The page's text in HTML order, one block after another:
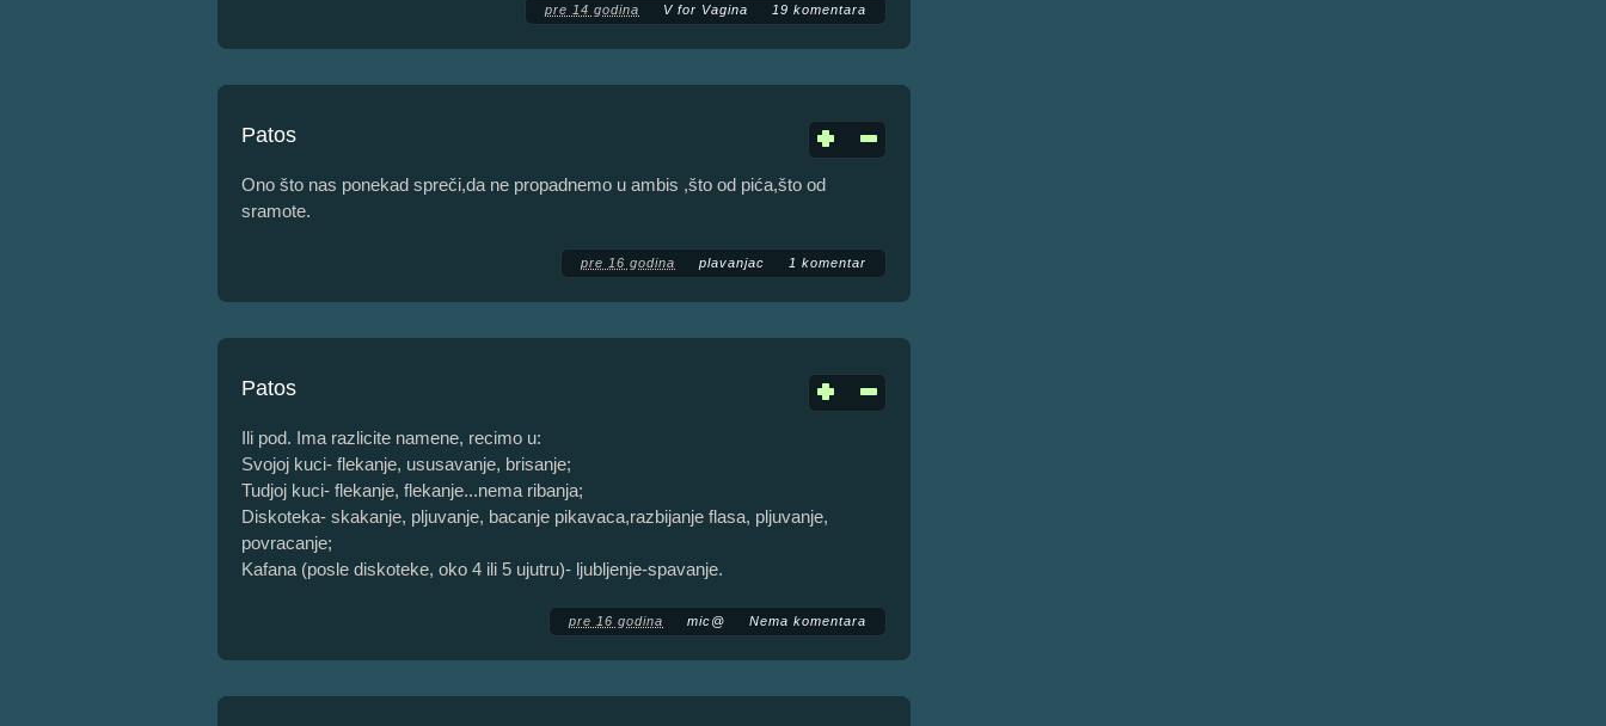
pre 14 godina V for Vagina 19 komentara
Patos
Ono što nas ponekad spreči,da ne propadnemo u ambis ,što od pića,što od
sramote.
pre 16 godina plavanjac 1 komentar
Patos
Ili pod. Ima razlicite namene, recimo u:
Svojoj kuci- flekanje, ususavanje, brisanje;
Tudjoj kuci- flekanje, flekanje...nema ribanja;
Diskoteka- skakanje, pljuvanje, bacanje pikavaca,razbijanje flasa, pljuvanje,
povracanje;
Kafana (posle diskoteke, oko 4 ili 5 ujutru)- ljubljenje-spavanje.
pre 16 godina mic@ Nema komentara